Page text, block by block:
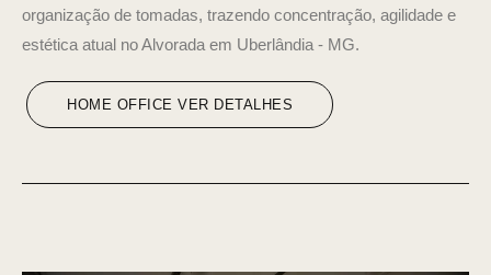
organização de tomadas, trazendo concentração, agilidade e
estética atual no Alvorada em Uberlândia - MG.
HOME OFFICE VER DETALHES